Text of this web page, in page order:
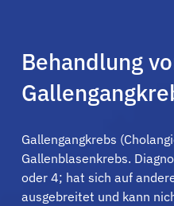
Behandlung
Gallengangkrebs
Gallenblasenkrebs.
oder 4; hat sich auf
ausgebreitet und kann